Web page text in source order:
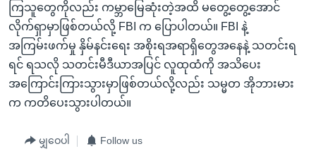
ကြသူတွေကိုလည်း ကမ္ဘာမြေဆုံးတဲ့အထိ မတွေ့တွေ့အောင်
လိုက်ရှာမှာဖြစ်တယ်လို့ FBI က ပြောပါတယ်။ FBI နဲ့
အကြမ်းဖက်မှု နှိမ်နင်းရေး အစိုးရအရာရှိတွေအနေနဲ့ သတင်းရ
ရင် ရသလို သတင်းမီဒီယာအပြင် လူထုထံကို အသိပေး
အကြောင်းကြားသွားမှာဖြစ်တယ်လို့လည်း သမ္မတ အိုဘားမား
က ကတိပေးသွားပါတယ်။
မျှဝေပါ Follow us